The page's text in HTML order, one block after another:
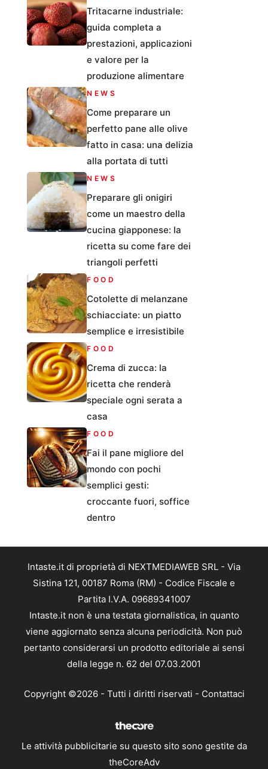
Tritacarne industriale:
guida completa a
prestazioni, applicazioni
e valore per la
produzione alimentare
NEWS
Come preparare un
perfetto pane alle olive
fatto in casa: una delizia
alla portata di tutti
NEWS
Preparare gli onigiri
come un maestro della
cucina giapponese: la
ricetta su come fare dei
triangoli perfetti
FOOD
Cotolette di melanzane
schiacciate: un piatto
semplice e irresistibile
FOOD
Crema di zucca: la
ricetta che renderà
speciale ogni serata a
casa
FOOD
Fai il pane migliore del
mondo con pochi
semplici gesti:
croccante fuori, soffice
dentro
Intaste.it di proprietà di NEXTMEDIAWEB SRL - Via
Sistina 121, 00187 Roma (RM) - Codice Fiscale e
Partita I.V.A. 09689341007
Intaste.it non è una testata giornalistica, in quanto
viene aggiornato senza alcuna periodicità. Non può
pertanto considerarsi un prodotto editoriale ai sensi
della legge n. 62 del 07.03.2001
Copyright ©2026 - Tutti i diritti riservati - Contattaci
Le attività pubblicitarie su questo sito sono gestite da
theCoreAdv